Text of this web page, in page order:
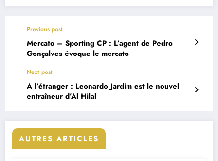
Previous post
Mercato – Sporting CP : L’agent de Pedro
Gonçalves évoque le mercato
Next post
A l’étranger : Leonardo Jardim est le nouvel
entraîneur d’Al Hilal
AUTRES ARTICLES